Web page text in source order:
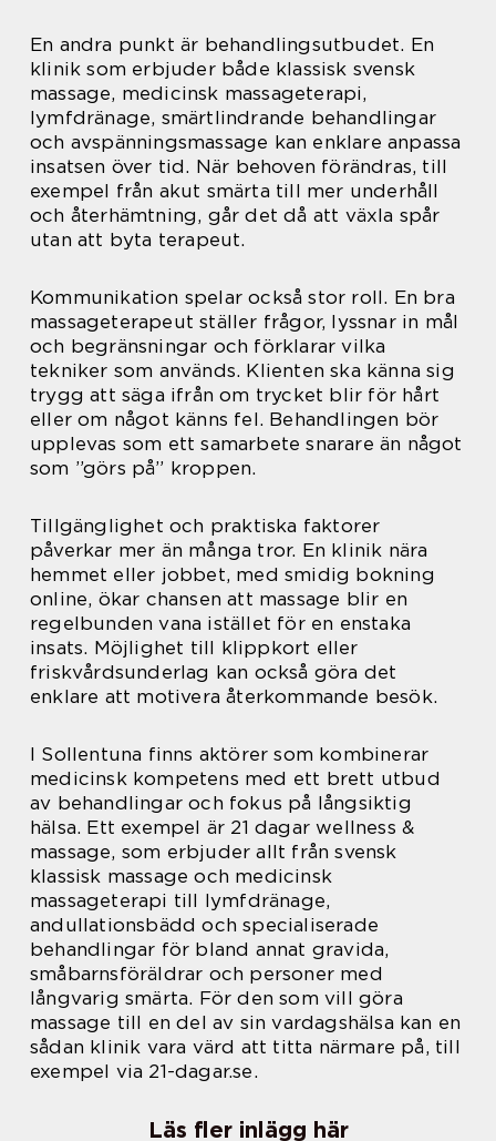
En andra punkt är behandlingsutbudet. En
klinik som erbjuder både klassisk svensk
massage, medicinsk massageterapi,
lymfdränage, smärtlindrande behandlingar
och avspänningsmassage kan enklare anpassa
insatsen över tid. När behoven förändras, till
exempel från akut smärta till mer underhåll
och återhämtning, går det då att växla spår
utan att byta terapeut.
Kommunikation spelar också stor roll. En bra
massageterapeut ställer frågor, lyssnar in mål
och begränsningar och förklarar vilka
tekniker som används. Klienten ska känna sig
trygg att säga ifrån om trycket blir för hårt
eller om något känns fel. Behandlingen bör
upplevas som ett samarbete snarare än något
som ”görs på” kroppen.
Tillgänglighet och praktiska faktorer
påverkar mer än många tror. En klinik nära
hemmet eller jobbet, med smidig bokning
online, ökar chansen att massage blir en
regelbunden vana istället för en enstaka
insats. Möjlighet till klippkort eller
friskvårdsunderlag kan också göra det
enklare att motivera återkommande besök.
I Sollentuna finns aktörer som kombinerar
medicinsk kompetens med ett brett utbud
av behandlingar och fokus på långsiktig
hälsa. Ett exempel är 21 dagar wellness &
massage, som erbjuder allt från svensk
klassisk massage och medicinsk
massageterapi till lymfdränage,
andullationsbädd och specialiserade
behandlingar för bland annat gravida,
småbarnsföräldrar och personer med
långvarig smärta. För den som vill göra
massage till en del av sin vardagshälsa kan en
sådan klinik vara värd att titta närmare på, till
exempel via 21-dagar.se.
Läs fler inlägg här